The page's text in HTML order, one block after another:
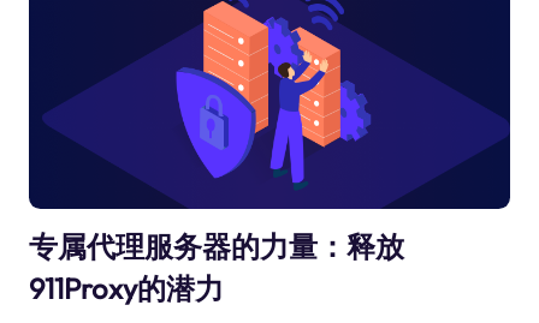
专属代理服务器的力量：释放
911Proxy的潜力